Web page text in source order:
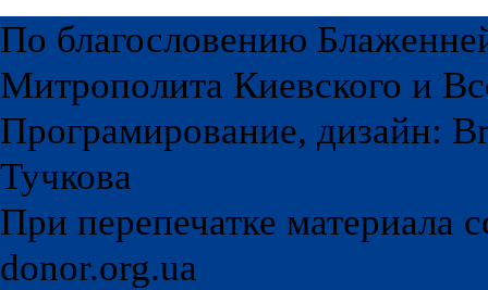
По благословению
Митрополита Киевского и
Програмирование, дизайн:
Тучкова
При перепечатке материала
donor.org.ua